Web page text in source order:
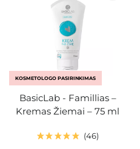
KOSMETOLOGO PASIRINKIMAS
BasicLab - Famillias –
Kremas Žiemai – 75 ml
46